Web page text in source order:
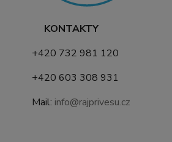
KONTAKTY
+420 732 981 120
+420 603 308 931
Mail: info@rajprivesu.cz